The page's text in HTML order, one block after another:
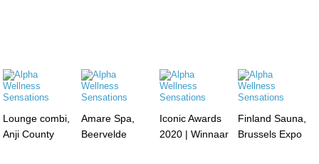
Lounge combi,
Anji County
Amare Spa,
Beervelde
Iconic Awards
2020 | Winnaar
Finland Sauna,
Brussels Expo